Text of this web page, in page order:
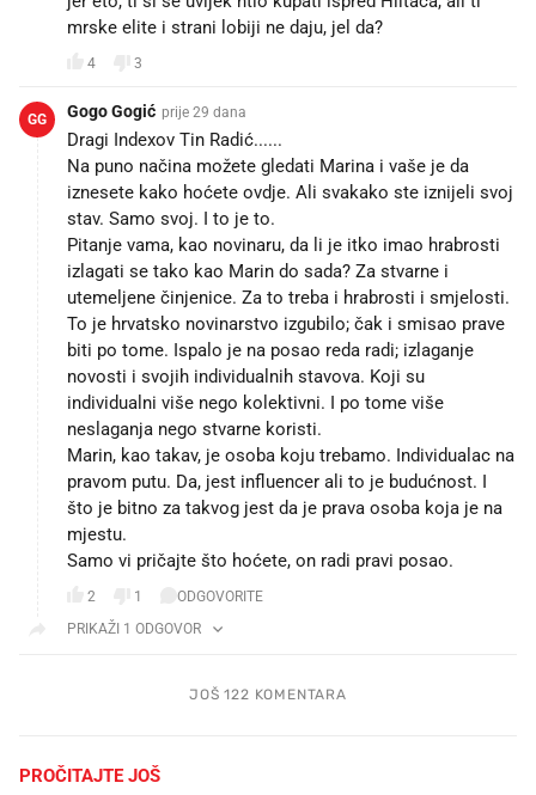
mrske elite i strani lobiji ne daju, jel da?
4 3
GG Gogo Gogić prije 29 dana
Dragi Indexov Tin Radić......
Na puno načina možete gledati Marina i vaše je da
iznesete kako hoćete ovdje. Ali svakako ste iznijeli svoj
stav. Samo svoj. I to je to.
Pitanje vama, kao novinaru, da li je itko imao hrabrosti
izlagati se tako kao Marin do sada? Za stvarne i
utemeljene činjenice. Za to treba i hrabrosti i smjelosti.
To je hrvatsko novinarstvo izgubilo; čak i smisao prave
biti po tome. Ispalo je na posao reda radi; izlaganje
novosti i svojih individualnih stavova. Koji su
individualni više nego kolektivni. I po tome više
neslaganja nego stvarne koristi.
Marin, kao takav, je osoba koju trebamo. Individualac na
pravom putu. Da, jest influencer ali to je budućnost. I
što je bitno za takvog jest da je prava osoba koja je na
mjestu.
Samo vi pričajte što hoćete, on radi pravi posao.
2 1
ODGOVORITE
PRIKAŽI 1 ODGOVOR
JOŠ 122 KOMENTARA
PROČITAJTE JOŠ